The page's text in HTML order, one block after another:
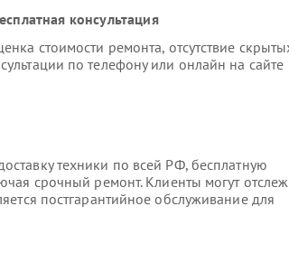
консультация
стоимости ремонта, отсутствие
по телефону или онлайн на сайте
техники по всей РФ, бесплатную
срочный ремонт. Клиенты могут
постгарантийное обслуживание для